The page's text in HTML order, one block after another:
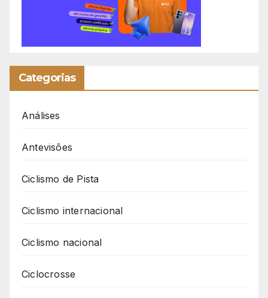
Categorias
Análises
Antevisões
Ciclismo de Pista
Ciclismo internacional
Ciclismo nacional
Ciclocrosse